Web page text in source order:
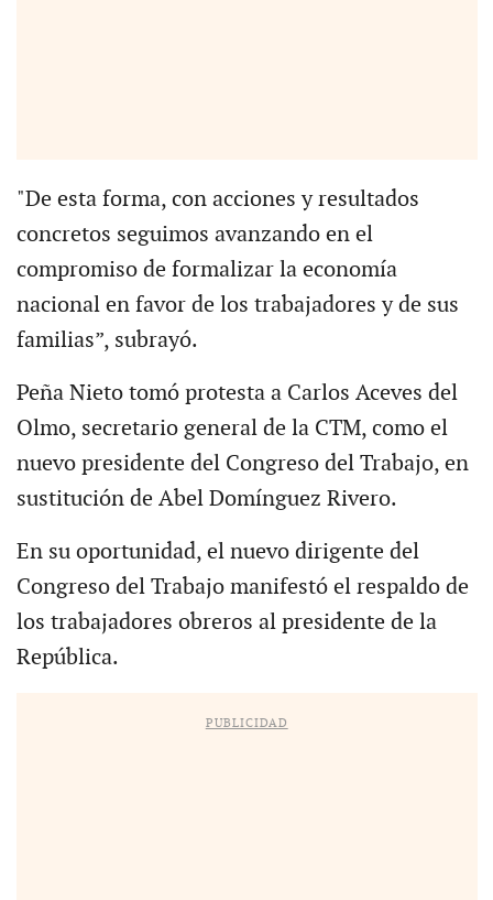
"De esta forma, con acciones y resultados
concretos seguimos avanzando en el
compromiso de formalizar la economía
nacional en favor de los trabajadores y de sus
familias”, subrayó.
Peña Nieto tomó protesta a Carlos Aceves del
Olmo, secretario general de la CTM, como el
nuevo presidente del Congreso del Trabajo, en
sustitución de Abel Domínguez Rivero.
En su oportunidad, el nuevo dirigente del
Congreso del Trabajo manifestó el respaldo de
los trabajadores obreros al presidente de la
República.
PUBLICIDAD